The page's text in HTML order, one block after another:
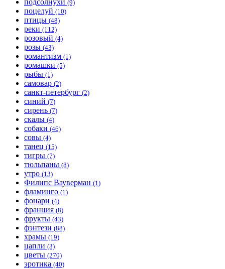
подсолнухи (9)
поцелуй (10)
птицы (48)
реки (112)
розовый (4)
розы (43)
романтизм (1)
ромашки (5)
рыбы (1)
самовар (2)
санкт-петербург (2)
синий (7)
сирень (7)
скалы (4)
собаки (46)
совы (4)
танец (15)
тигры (7)
тюльпаны (8)
утро (13)
Филипс Вауверман (1)
фламинго (1)
фонари (4)
франция (8)
фрукты (43)
фэнтези (88)
храмы (19)
цапли (3)
цветы (270)
эротика (40)